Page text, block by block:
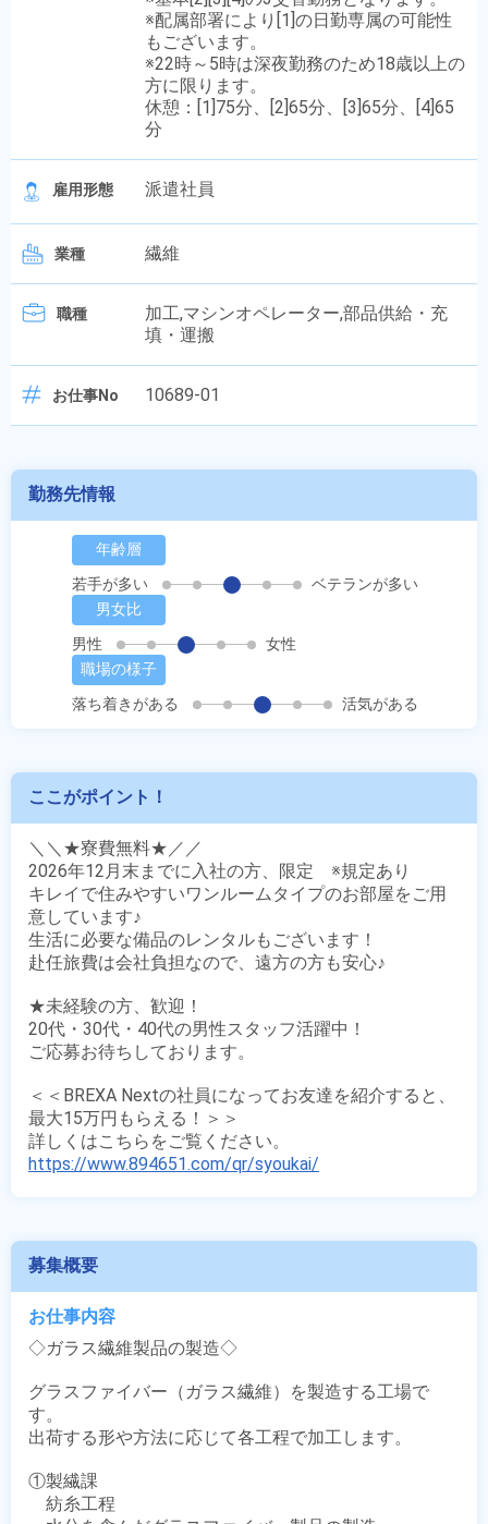
※配属部署により[1]の日勤専属の可能性
もございます。
※22時～5時は深夜勤務のため18歳以上の
方に限ります。
休憩：[1]75分、[2]65分、[3]65分、[4]65
分
雇用形態 派遣社員
業種 繊維
職種
加工,マシンオペレーター,部品供給・充
填・運搬
お仕事No 10689-01
勤務先情報
年齢層
若手が多い
ベテランが多い
男女比
男性
女性
職場の様子
落ち着きがある
活気がある
ここがポイント！
＼＼★寮費無料★／／
2026年12月末までに入社の方、限定　※規定あり
キレイで住みやすいワンルームタイプのお部屋をご用
意しています♪
生活に必要な備品のレンタルもございます！
赴任旅費は会社負担なので、遠方の方も安心♪
★未経験の方、歓迎！
20代・30代・40代の男性スタッフ活躍中！
ご応募お待ちしております。
＜＜BREXA Nextの社員になってお友達を紹介すると、
最大15万円もらえる！＞＞
https://www.894651.com/qr/syoukai/
募集概要
お仕事内容
◇ガラス繊維製品の製造◇
グラスファイバー（ガラス繊維）を製造する工場で
す。
出荷する形や方法に応じて各工程で加工します。
①製繊課
紡糸工程